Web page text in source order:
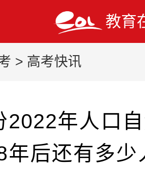
教育
> 高考快讯
2022年人口
年后还有多少